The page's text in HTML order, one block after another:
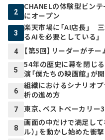
2
CHANELの体験型ビンテ
にオープン
3
楽天市場に「AI店長」
るAIを必要としている」
4 【第5回】リーダーがチ
5
54年の歴史に幕を閉じ
演「僕たちの映画館」が
6
組織におけるシナリオプ
析の進め方
7 東京、ベストベーカリー
8
画面の中だけで満足し
ル）」を動かし始めた衝撃